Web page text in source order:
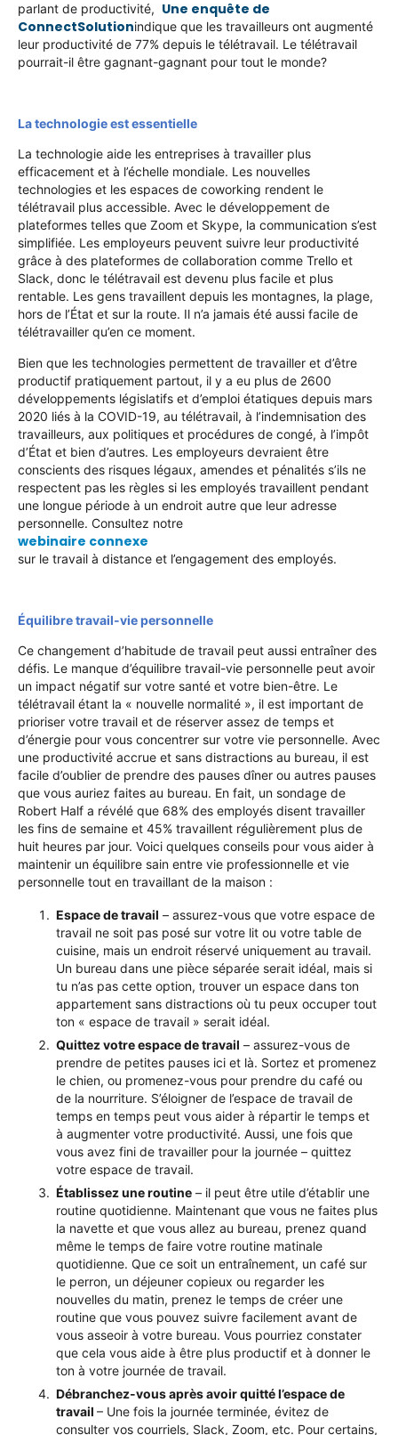
parlant de productivité, Une enquête de
ConnectSolutionindique que les travailleurs ont augmenté
leur productivité de 77% depuis le télétravail. Le télétravail
pourrait-il être gagnant-gagnant pour tout le monde?
La technologie est essentielle
La technologie aide les entreprises à travailler plus
efficacement et à l’échelle mondiale. Les nouvelles
technologies et les espaces de coworking rendent le
télétravail plus accessible. Avec le développement de
plateformes telles que Zoom et Skype, la communication s’est
simplifiée. Les employeurs peuvent suivre leur productivité
grâce à des plateformes de collaboration comme Trello et
Slack, donc le télétravail est devenu plus facile et plus
rentable. Les gens travaillent depuis les montagnes, la plage,
hors de l’État et sur la route. Il n’a jamais été aussi facile de
télétravailler qu’en ce moment.
Bien que les technologies permettent de travailler et d’être
productif pratiquement partout, il y a eu plus de 2600
développements législatifs et d’emploi étatiques depuis mars
2020 liés à la COVID-19, au télétravail, à l’indemnisation des
travailleurs, aux politiques et procédures de congé, à l’impôt
d’État et bien d’autres. Les employeurs devraient être
conscients des risques légaux, amendes et pénalités s’ils ne
respectent pas les règles si les employés travaillent pendant
une longue période à un endroit autre que leur adresse
personnelle. Consultez notre
webinaire connexe
sur le travail à distance et l’engagement des employés.
Équilibre travail-vie personnelle
Ce changement d’habitude de travail peut aussi entraîner des
défis. Le manque d’équilibre travail-vie personnelle peut avoir
un impact négatif sur votre santé et votre bien-être. Le
télétravail étant la « nouvelle normalité », il est important de
prioriser votre travail et de réserver assez de temps et
d’énergie pour vous concentrer sur votre vie personnelle. Avec
une productivité accrue et sans distractions au bureau, il est
facile d’oublier de prendre des pauses dîner ou autres pauses
que vous auriez faites au bureau. En fait, un sondage de
Robert Half a révélé que 68% des employés disent travailler
les fins de semaine et 45% travaillent régulièrement plus de
huit heures par jour. Voici quelques conseils pour vous aider à
maintenir un équilibre sain entre vie professionnelle et vie
personnelle tout en travaillant de la maison :
Espace de travail – assurez-vous que votre espace de
travail ne soit pas posé sur votre lit ou votre table de
cuisine, mais un endroit réservé uniquement au travail.
Un bureau dans une pièce séparée serait idéal, mais si
tu n’as pas cette option, trouver un espace dans ton
appartement sans distractions où tu peux occuper tout
ton « espace de travail » serait idéal.
Quittez votre espace de travail – assurez-vous de
prendre de petites pauses ici et là. Sortez et promenez
le chien, ou promenez-vous pour prendre du café ou
de la nourriture. S’éloigner de l’espace de travail de
temps en temps peut vous aider à répartir le temps et
à augmenter votre productivité. Aussi, une fois que
vous avez fini de travailler pour la journée – quittez
votre espace de travail.
Établissez une routine – il peut être utile d’établir une
routine quotidienne. Maintenant que vous ne faites plus
la navette et que vous allez au bureau, prenez quand
même le temps de faire votre routine matinale
quotidienne. Que ce soit un entraînement, un café sur
le perron, un déjeuner copieux ou regarder les
nouvelles du matin, prenez le temps de créer une
routine que vous pouvez suivre facilement avant de
vous asseoir à votre bureau. Vous pourriez constater
que cela vous aide à être plus productif et à donner le
ton à votre journée de travail.
Débranchez-vous après avoir quitté l’espace de
travail – Une fois la journée terminée, évitez de
consulter vos courriels, Slack, Zoom, etc. Pour certains,